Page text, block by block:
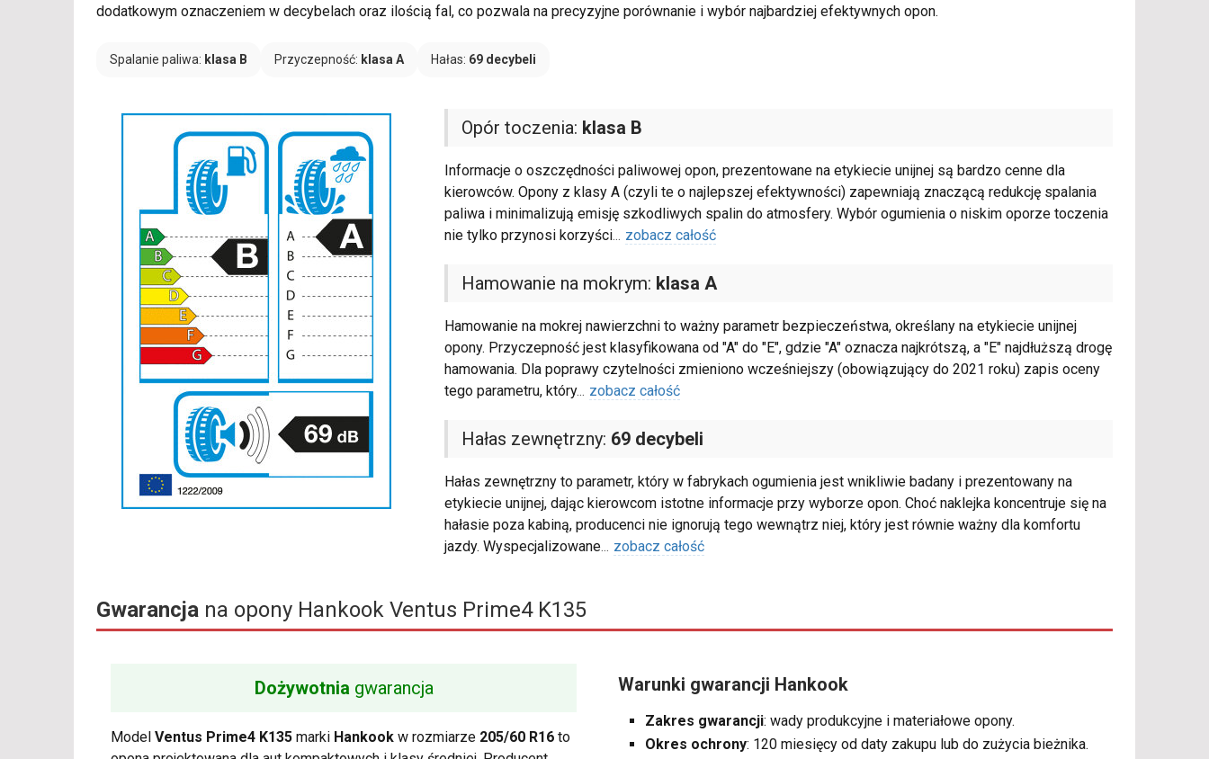
dodatkowym oznaczeniem w decybelach oraz ilością fal, co pozwala na precyzyjne porównanie i wybór najbardziej efektywnych opon.
Spalanie paliwa: klasa B Przyczepność: klasa A Hałas: 69 decybeli
Opór toczenia: klasa B
Informacje o oszczędności paliwowej opon, prezentowane na etykiecie unijnej są bardzo cenne dla
kierowców. Opony z klasy A (czyli te o najlepszej efektywności) zapewniają znaczącą redukcję spalania
paliwa i minimalizują emisję szkodliwych spalin do atmosfery. Wybór ogumienia o niskim oporze toczenia
nie tylko przynosi korzyści... zobacz całość
Hamowanie na mokrym: klasa A
Hamowanie na mokrej nawierzchni to ważny parametr bezpieczeństwa, określany na etykiecie unijnej
opony. Przyczepność jest klasyfikowana od "A" do "E", gdzie "A" oznacza najkrótszą, a "E" najdłuższą drogę
hamowania. Dla poprawy czytelności zmieniono wcześniejszy (obowiązujący do 2021 roku) zapis oceny
tego parametru, który... zobacz całość
Hałas zewnętrzny: 69 decybeli
Hałas zewnętrzny to parametr, który w fabrykach ogumienia jest wnikliwie badany i prezentowany na
etykiecie unijnej, dając kierowcom istotne informacje przy wyborze opon. Choć naklejka koncentruje się na
hałasie poza kabiną, producenci nie ignorują tego wewnątrz niej, który jest równie ważny dla komfortu
jazdy. Wyspecjalizowane... zobacz całość
Gwarancja na opony Hankook Ventus Prime4 K135
Dożywotnia gwarancja
Model Ventus Prime4 K135 marki Hankook w rozmiarze 205/60 R16 to
Warunki gwarancji Hankook
Zakres gwarancji: wady produkcyjne i materiałowe opony.
Okres ochrony: 120 miesięcy od daty zakupu lub do zużycia bieżnika.